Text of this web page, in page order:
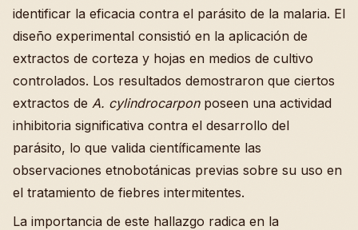
identificar la eficacia contra el parásito de la malaria. El
diseño experimental consistió en la aplicación de
extractos de corteza y hojas en medios de cultivo
controlados. Los resultados demostraron que ciertos
extractos de A. cylindrocarponposeen una actividad
inhibitoria significativa contra el desarrollo del
parásito, lo que valida científicamente las
observaciones etnobotánicas previas sobre su uso en
el tratamiento de fiebres intermitentes.
La importancia de este hallazgo radica en la